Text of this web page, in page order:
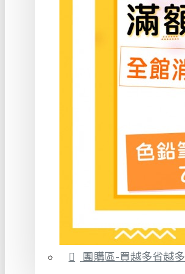
團購區-買越多省越多